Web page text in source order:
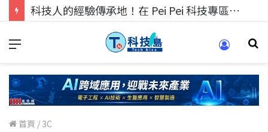
科技人的經驗傳承地！在 Pei Pei 科技專區，與學弟妹交流最硬核的技術
首頁 / 3C